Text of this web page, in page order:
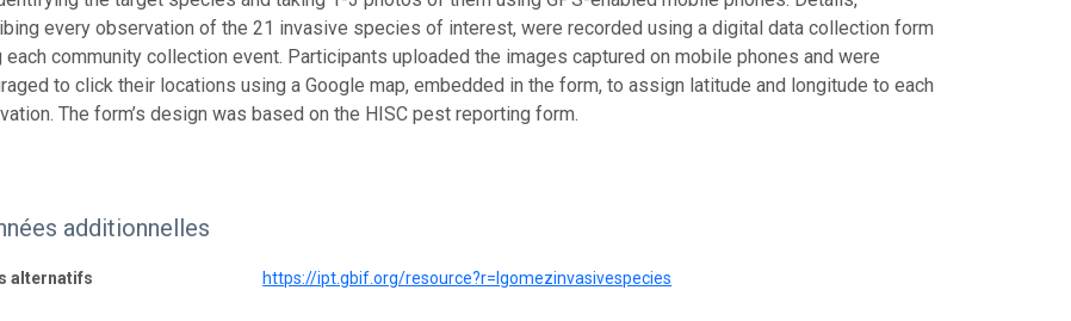
every observation of the 21 invasive species of interest, were recorded using a digital data collection form
each community collection event. Participants uploaded the images captured on mobile phones and were
to click their locations using a Google map, embedded in the form, to assign latitude and longitude to each
The form’s design was based on the HISC pest reporting form.
additionnelles
alternatifs https://ipt.gbif.org/resource?r=lgomezinvasivespecies